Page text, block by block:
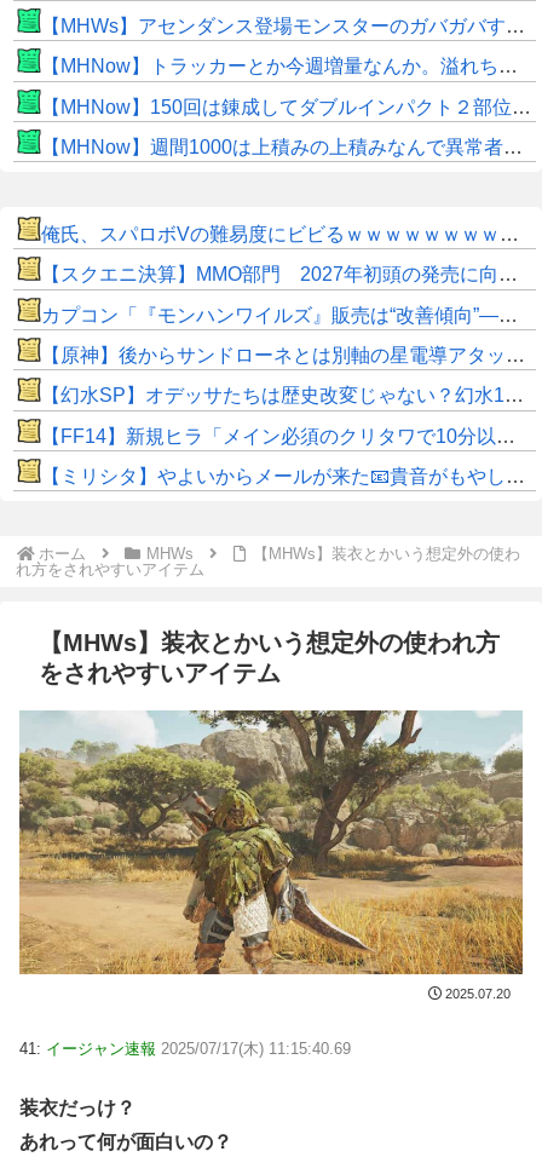
【MHWs】アセンダンス登場モンスターのガバガバすぎる偽リークきたな
【MHNow】トラッカーとか今週増量なんか。溢れちゃうから来週にして欲しいわ何狩れいうねん
【MHNow】150回は錬成してダブルインパクト２部位だけって流石に泣けてくる
【MHNow】週間1000は上積みの上積みなんで異常者です
俺氏、スパロボVの難易度にビビるｗｗｗｗｗｗｗｗｗｗｗ
【スクエニ決算】MMO部門 2027年初頭の発売に向けた関連費用の先行計上により微増益
カプコン「『モンハンワイルズ』販売は“改善傾向”―中長期でワールド超え目指す」
【原神】後からサンドローネとは別軸の星電導アタッカー来そう。
【幻水SP】オデッサたちは歴史改変じゃない？幻水1で描かれなかった時期に主人公たちと出会う形か
​【FF14】新規ヒラ「メイン必須のクリタワで10分以上待たされるの普通じゃないだろ…」←これってそんなに異常か…？せっかちはこのゲームに向かないでっす！(白目)
【ミリシタ】やよいからメールが来た📧貴音がもやし栽培すごく上手いらしい ※ネタバレ注意 プレミアムパス特典メール※
ホーム MHWs
【MHWs】装衣とかいう想定外の使わ
れ方をされやすいアイテム
【MHWs】装衣とかいう想定外の使われ方
をされやすいアイテム
2025.07.20
41: イージャン速報 2025/07/17(木) 11:15:40.69
装衣だっけ？
あれって何が面白いの？